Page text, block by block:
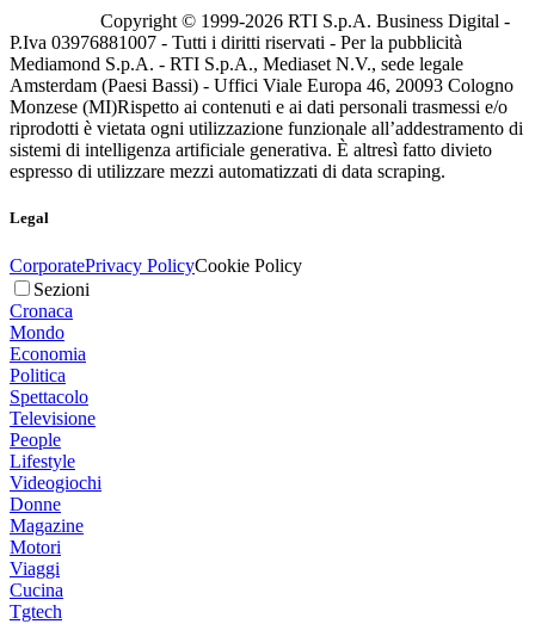
Copyright © 1999-2026 RTI S.p.A. Business Digital -
P.Iva 03976881007 - Tutti i diritti riservati - Per la pubblicità
Mediamond S.p.A. - RTI S.p.A., Mediaset N.V., sede legale
Amsterdam (Paesi Bassi) - Uffici Viale Europa 46, 20093 Cologno
Monzese (MI)Rispetto ai contenuti e ai dati personali trasmessi e/o
riprodotti è vietata ogni utilizzazione funzionale all’addestramento di
sistemi di intelligenza artificiale generativa. È altresì fatto divieto
espresso di utilizzare mezzi automatizzati di data scraping.
Legal
CorporatePrivacy PolicyCookie Policy
Sezioni
Cronaca
Mondo
Economia
Politica
Spettacolo
Televisione
People
Lifestyle
Videogiochi
Donne
Magazine
Motori
Viaggi
Cucina
Tgtech